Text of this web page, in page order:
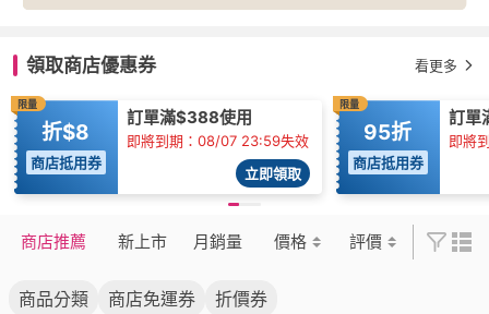
領取商店優惠券 看更多
限量
折$8
商店抵用券
訂單滿$388使用
即將到期：08/07 23:59失效
立即領取
限量
95折
商店抵用券
訂單
即將
商店推薦 新上市 月銷量 價格 評價
商品分類 商店免運券 折價券